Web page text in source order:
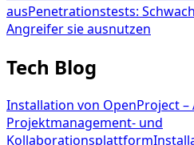
ausPenetrationstests:
Angreifer sie ausnutzen
Tech Blog
Installation von OpenProject
Projektmanagement- und
Kollaborationsplattform